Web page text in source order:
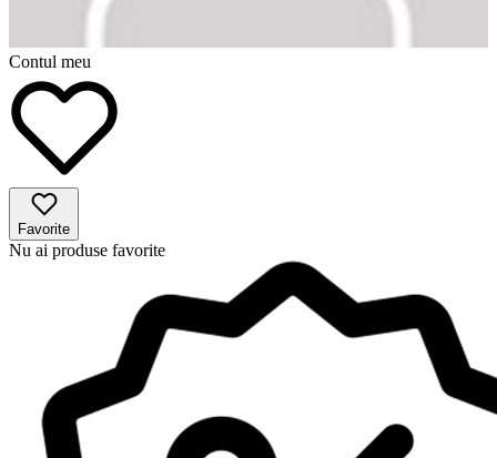
Contul meu
Favorite
Nu ai produse favorite